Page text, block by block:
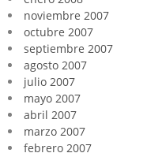
noviembre 2007
octubre 2007
septiembre 2007
agosto 2007
julio 2007
mayo 2007
abril 2007
marzo 2007
febrero 2007